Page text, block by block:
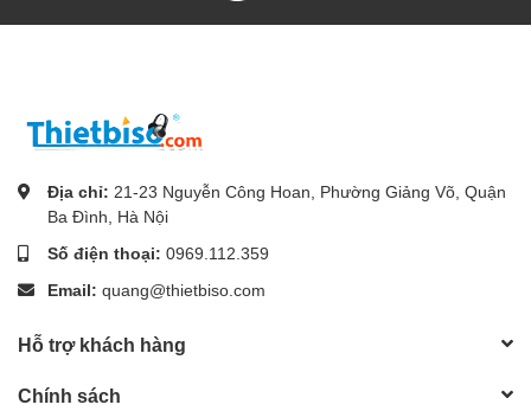
Địa chỉ: 21-23 Nguyễn Công Hoan, Phường Giảng Võ, Quận
Ba Đình, Hà Nội
Số điện thoại: 0969.112.359
Email: quang@thietbiso.com
Hỗ trợ khách hàng
Chính sách